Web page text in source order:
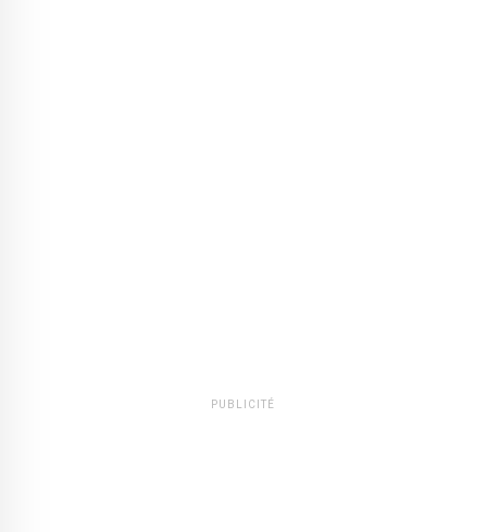
PUBLICITÉ